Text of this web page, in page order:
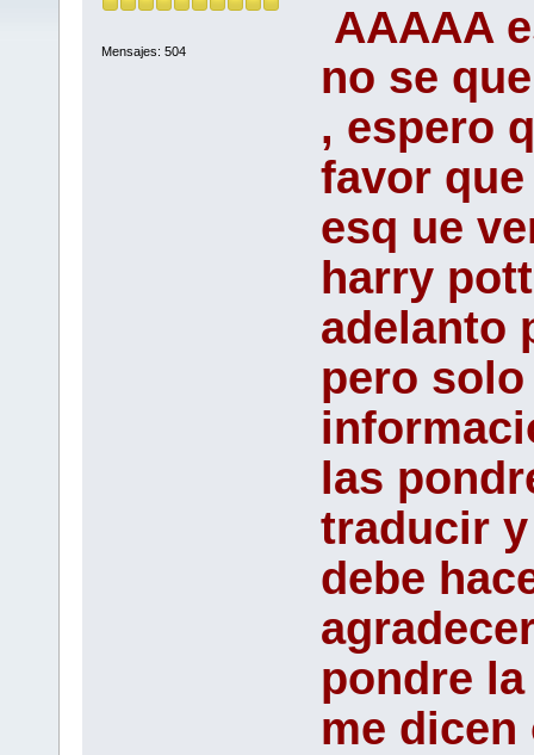
Mensajes: 504
AAAAA
no se
, espero
favor
esq ue
harry
adelanto
pero
las
traducir
debe
pondre
me dicen